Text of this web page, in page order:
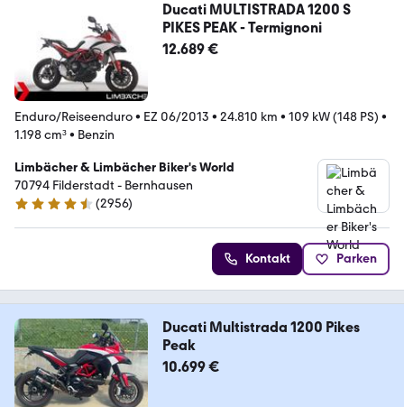
Ducati MULTISTRADA 1200 S
PIKES PEAK - Termignoni
12.689 €
Enduro/Reiseenduro• EZ 06/2013 • 24.810 km • 109 kW (148 PS) •
1.198 cm³• Benzin
Limbächer & Limbächer Biker's World
70794 Filderstadt - Bernhausen
4.7 Sterne
(2956)
Kontakt Parken
Ducati Multistrada 1200 Pikes
Peak
10.699 €